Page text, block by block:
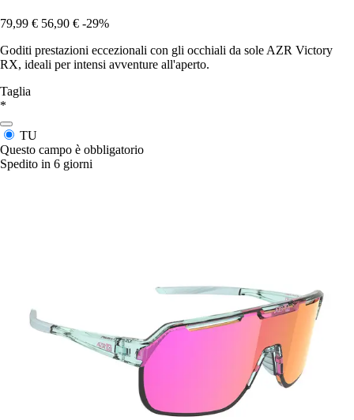
79,99 € 56,90 € -29%
Goditi prestazioni eccezionali con gli occhiali da sole AZR Victory
RX, ideali per intensi avventure all'aperto.
Taglia
*
TU
Questo campo è obbligatorio
Spedito in 6 giorni